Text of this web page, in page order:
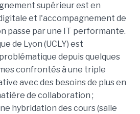
supérieur est en
et l'accompagnement de
passe par une IT performante.
de Lyon (UCLY) est
depuis quelques
confrontés à une triple
avec des besoins de plus en
de collaboration ;
hybridation des cours (salle